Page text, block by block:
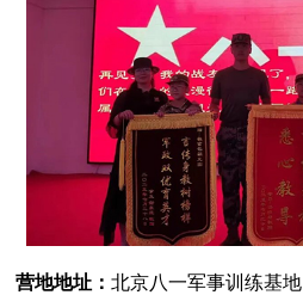
营地地址：北京八一军事训练基地